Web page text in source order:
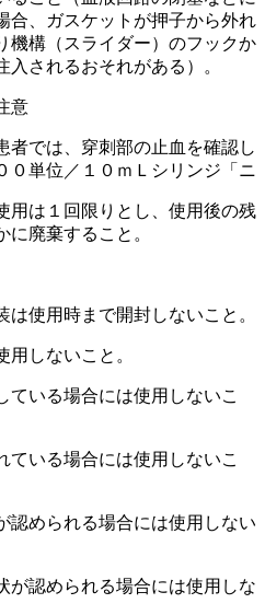
０単位／１０ｍＬシリンジ「ニ
合、ガスケットが押子から外れ
機構（スライダー）のフックか
されるおそれがある）。
意
では、穿刺部の止血を確認し
は１回限りとし、使用後の残
廃棄すること。
使用時まで開封しないこと。
しないこと。
いる場合には使用しないこ
いる場合には使用しないこ
められる場合には使用しない
認められる場合には使用しな